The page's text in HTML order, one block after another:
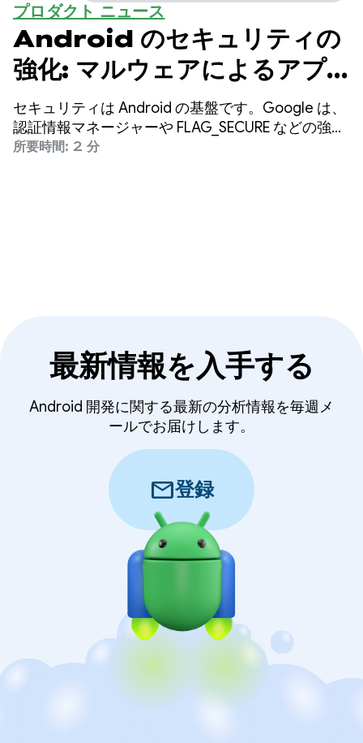
プロダクト ニュース
Android のセキュリティの
強化: マルウェアによるアプ
リデータのスヌーピングを阻
止
セキュリティは Android の基盤です。Google は、
認証情報マネージャーや FLAG_SECURE などの強力
なセキュリティ ツールと機能を提供することで、
所要時間: 2 分
最新情報を入手する
Android 開発に関する最新の分析情報を毎週メ
ールでお届けします。
mail登録